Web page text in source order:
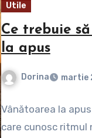
Utile
Ce trebuie
la apus
Dorina martie
Vânătoarea la
care cunosc ritmul